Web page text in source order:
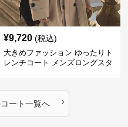
¥9,720 (税込)
大きめファッション ゆったりト
レンチコート メンズロングスタ
コート一覧へ ›